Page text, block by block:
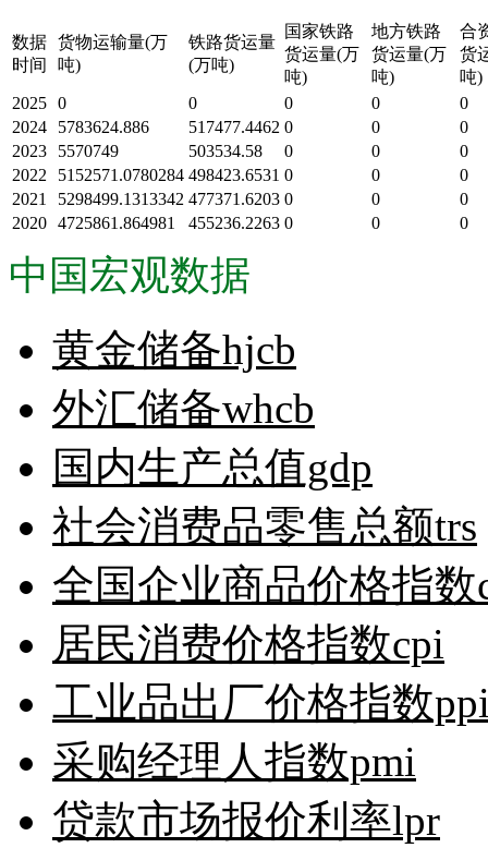
数据
时间
货物运输量(万
吨)
铁路货运量
(万吨)
国家铁路
货运量(万
吨)
地方铁路
货运量(万
吨)
合
货
吨)
2025 0 0 0 0
0
2024
5783624.886 517477.4462 0 0
0
2023
5570749 503534.58 0 0
0
2022
5152571.0780284 498423.6531 0 0
0
2021
5298499.1313342 477371.6203 0 0
0
2020 4725861.864981 455236.2263 0 0 0
中国宏观数据
黄金储备hjcb
外汇储备whcb
国内生产总值gdp
社会消费品零售总额trs
全国企业商品价格指数
居民消费价格指数cpi
工业品出厂价格指数
采购经理人指数pmi
贷款市场报价利率lpr